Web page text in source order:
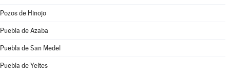
Pozos de Hinojo
Puebla de Azaba
Puebla de San Medel
Puebla de Yeltes